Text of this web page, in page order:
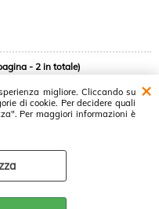
migliore. Cliccando su
di cookie. Per decidere quali
Per maggiori informazioni è
- 2 in totale)
»
~ Via Luxemburg, 37 -